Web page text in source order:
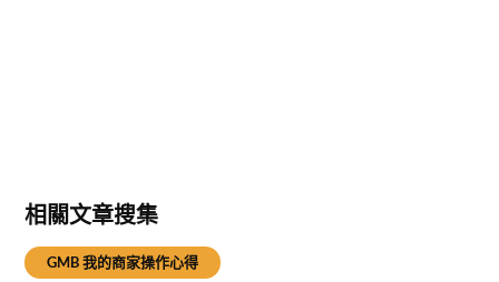
相關文章搜集
GMB 我的商家操作心得